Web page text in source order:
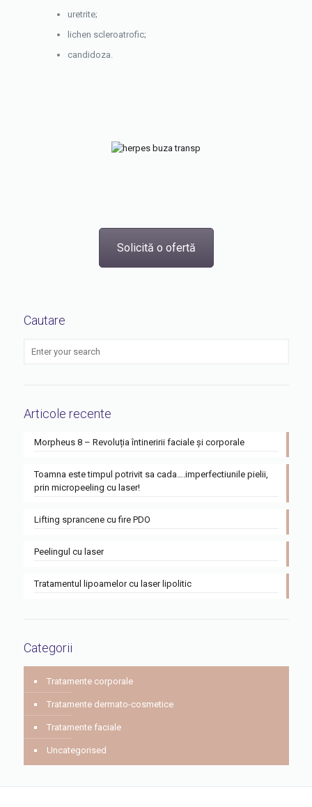
uretrite;
lichen scleroatrofic;
candidoza.
Solicită o ofertă
Cautare
Articole recente
Morpheus 8 – Revoluția întineririi faciale și corporale
Toamna este timpul potrivit sa cada….imperfectiunile pielii,
prin micropeeling cu laser!
Lifting sprancene cu fire PDO
Peelingul cu laser
Tratamentul lipoamelor cu laser lipolitic
Categorii
Tratamente corporale
Tratamente dermato-cosmetice
Tratamente faciale
Uncategorised